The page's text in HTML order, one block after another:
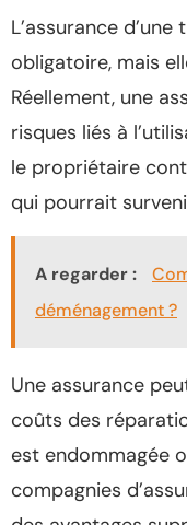
L’assurance
obligatoire, mais
Réellement, une
risques liés à
le propriétaire
qui pourrait
A regarder :
déménagement ?
Une assurance
coûts des
est endommagée
compagnies